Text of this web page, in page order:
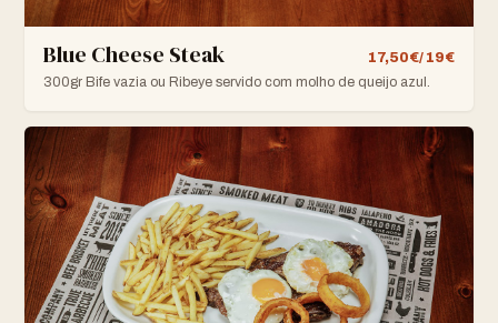
Blue Cheese Steak
17,50€/ 19€
300gr Bife vazia ou Ribeye servido com molho de queijo azul.